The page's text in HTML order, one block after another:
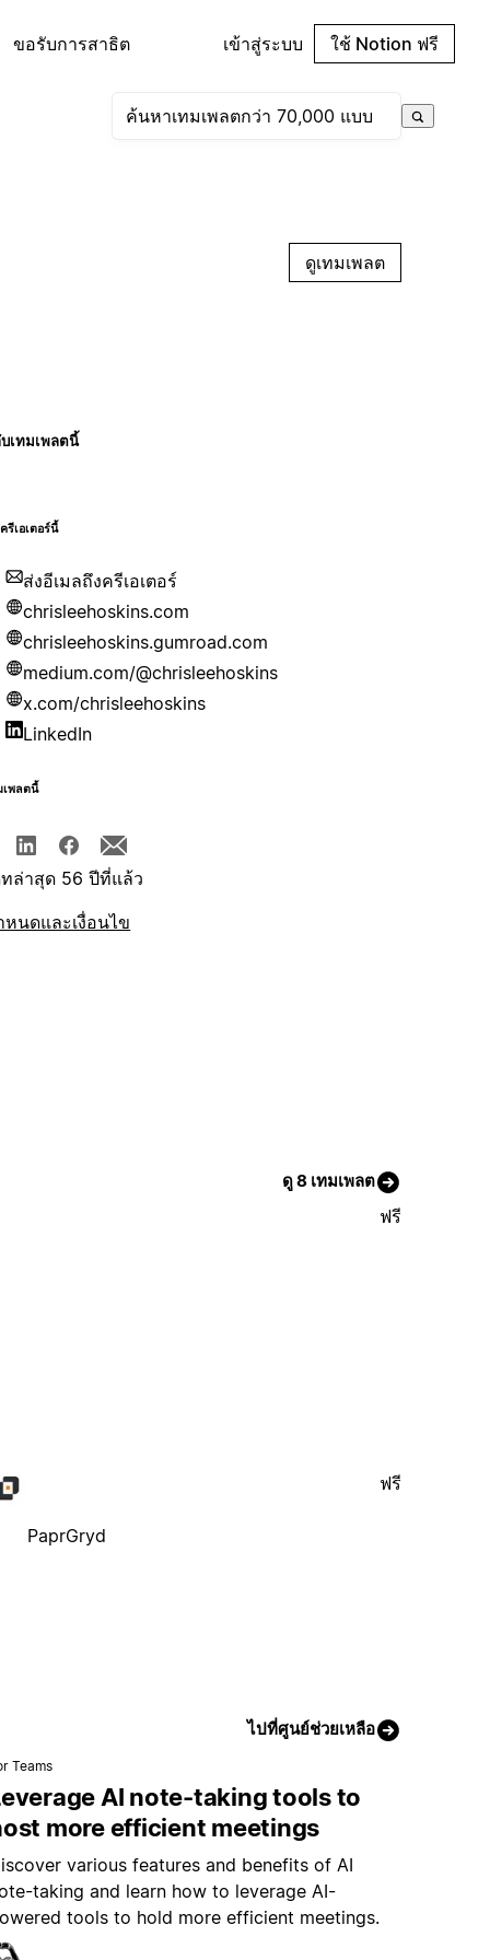
ขอรับการสาธิต เข้าสู่ระบบ ใช้ Notion ฟรี
ดูเทมเพลต
บเทมเพลตนี้
รีเอเตอร์นี้
ส่งอีเมลถึงครีเอเตอร์
chrisleehoskins.com
chrisleehoskins.gumroad.com
medium.com/@chrisleehoskins
x.com/chrisleehoskins
LinkedIn
เพลตนี้
ทล่าสุด 56 ปีที่แล้ว
นดและเงื่อนไข
ดู 8 เทมเพลต
ฟรี
PaprGryd
ฟรี
ไปที่ศูนย์ช่วยเหลือ
Teams
AI note-taking tools to
more efficient meetings
various features and benefits of AI
taking and learn how to leverage AI-
tools to hold more efficient meetings.